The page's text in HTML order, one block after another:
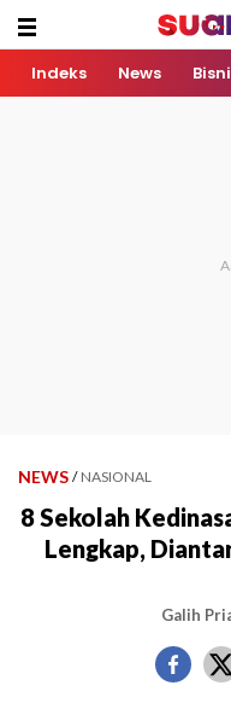
Indeks News
NEWS / NASIONAL
8 Sekolah
Lengkap,
Galih